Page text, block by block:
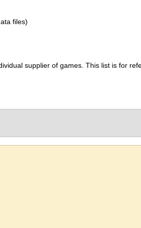
files)
supplier of games. This list is for